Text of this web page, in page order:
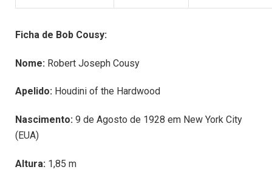
Ficha de Bob Cousy:
Nome: Robert Joseph Cousy
Apelido: Houdini of the Hardwood
Nascimento: 9 de Agosto de 1928 em New York City
(EUA)
Altura: 1,85 m